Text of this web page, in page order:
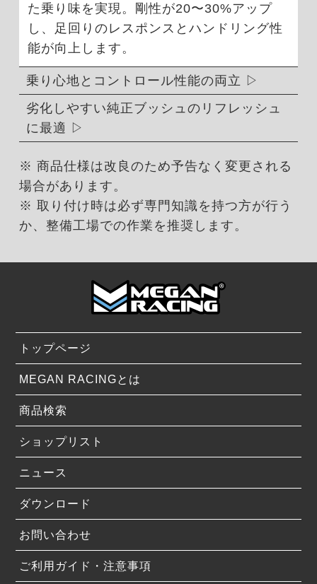
た乗り味を実現。剛性が20〜30%アップ
し、足回りのレスポンスとハンドリング性
能が向上します。
乗り心地とコントロール性能の両立
劣化しやすい純正ブッシュのリフレッシュ
に最適
※ 商品仕様は改良のため予告なく変更される
場合があります。
※ 取り付け時は必ず専門知識を持つ方が行う
か、整備工場での作業を推奨します。
トップページ
MEGAN RACINGとは
商品検索
ショップリスト
ニュース
ダウンロード
お問い合わせ
ご利用ガイド・注意事項